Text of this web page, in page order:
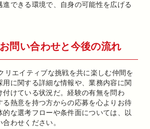
進できる環境で、自身の可能性を広げる
問い合わせと今後の流れ
リエイティブな挑戦を共に楽しむ仲間を
用に関する詳細な情報や、業務内容に関
付けている状況だ。経験の有無を問わ
る熱意を持つ方からの応募を心よりお待
的な選考フローや条件面については、以
わせください。